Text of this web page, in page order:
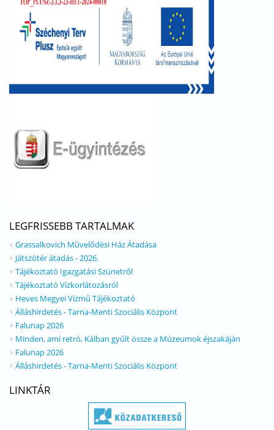
LEGFRISSEBB TARTALMAK
Grassalkovich Művelődési Ház Átadása
Játszótér átadás - 2026.
Tájékoztató Igazgatási Szünetről
Tájékoztató Vízkorlátozásról
Heves Megyei Vízmű Tájékoztató
Álláshirdetés - Tarna-Menti Szociális Központ
Falunap 2026
Minden, ami retró, Kálban gyűlt össze a Múzeumok éjszakáján
Falunap 2026
Álláshirdetés - Tarna-Menti Szociális Központ
LINKTÁR